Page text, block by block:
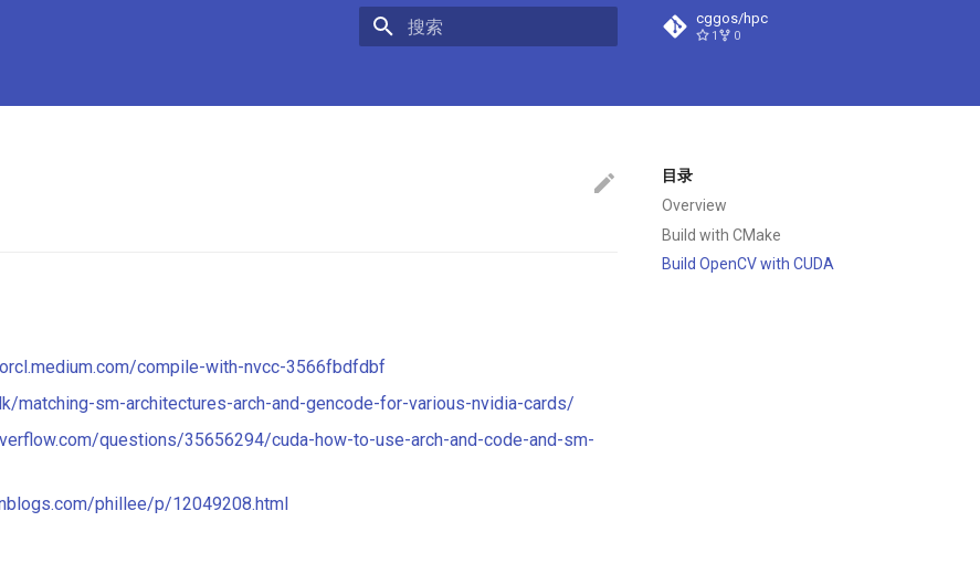
cggos/hpc
1 0
目录
Overview
Build with CMake
Build OpenCV with CUDA
compile-with-nvcc-3566fbdfdbf
matching-sm-architectures-arch-and-gencode-for-various-nvidia-cards/
questions/35656294/cuda-how-to-use-arch-and-code-and-sm-
phillee/p/12049208.html